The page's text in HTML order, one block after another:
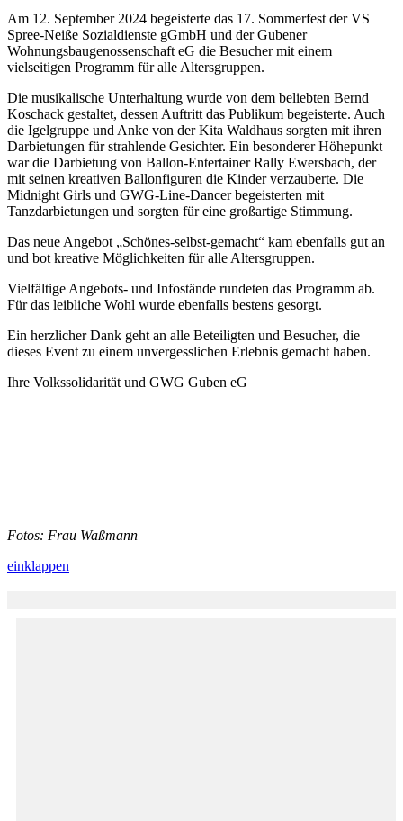
Am 12. September 2024 begeisterte das 17. Sommerfest der VS
Spree-Neiße Sozialdienste gGmbH und der Gubener
Wohnungsbaugenossenschaft eG die Besucher mit einem
vielseitigen Programm für alle Altersgruppen.
Die musikalische Unterhaltung wurde von dem beliebten Bernd
Koschack gestaltet, dessen Auftritt das Publikum begeisterte. Auch
die Igelgruppe und Anke von der Kita Waldhaus sorgten mit ihren
Darbietungen für strahlende Gesichter. Ein besonderer Höhepunkt
war die Darbietung von Ballon-Entertainer Rally Ewersbach, der
mit seinen kreativen Ballonfiguren die Kinder verzauberte. Die
Midnight Girls und GWG-Line-Dancer begeisterten mit
Tanzdarbietungen und sorgten für eine großartige Stimmung.
Das neue Angebot „Schönes-selbst-gemacht“ kam ebenfalls gut an
und bot kreative Möglichkeiten für alle Altersgruppen.
Vielfältige Angebots- und Infostände rundeten das Programm ab.
Für das leibliche Wohl wurde ebenfalls bestens gesorgt.
Ein herzlicher Dank geht an alle Beteiligten und Besucher, die
dieses Event zu einem unvergesslichen Erlebnis gemacht haben.
Ihre Volkssolidarität und GWG Guben eG
Fotos: Frau Waßmann
einklappen